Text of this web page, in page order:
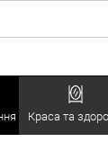
Краса та